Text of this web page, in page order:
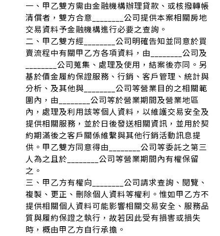
一、甲乙雙方需由金融機構辦理貸款、或核撥轉帳
清償者，雙方合意________公司提供本案相關房地
交易資料予金融機構進行必要之查詢。
二、甲乙雙方經________公司明確告知並同意於買
賣流程中有關甲乙方各項資料，由________公司及
________公司蒐集、處理及使用，結案後亦同。另
基於價金履約保證服務、行銷、客戶管理、統計與
分析、及其他與________公司等營業目的之相關範
圍內，由________公司等於營業期間及營業地區
內，處理及利用該等個人資料，以維護交易安全及
提供相關服務，並於日後發送相關資訊，並用於契
約期滿後之客戶關係維繫與其他行銷活動訊息提
供。甲乙雙方同意得由________公司等委託之第三
人為之且於________公司等營業期間內有權保留
之。
三、甲乙方有權向________公司請求查詢、閱覽、
複製、更正、刪除個人資料等權利。惟如甲乙方不
提供相關個人資料可能影響相關交易安全、服務品
質與履約保證之執行，故若因此受有損害或損失
時，概由甲乙方自行承擔。